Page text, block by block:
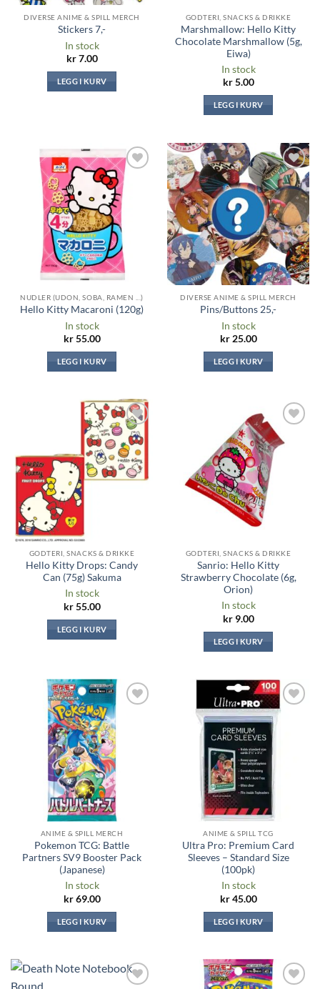
DIVERSE ANIME & SPILL MERCH
Stickers 7,-
In stock
kr7.00
LEGG I KURV
GODTERI, SNACKS & DRIKKE
Marshmallow: Hello Kitty
Chocolate Marshmallow (5g,
Eiwa)
In stock
kr5.00
LEGG I KURV
Legg til i
ønskeliste
NUDLER (UDON, SOBA, RAMEN ...)
Hello Kitty Macaroni (120g)
In stock
kr55.00
LEGG I KURV
Legg til i
ønskeliste
DIVERSE ANIME & SPILL MERCH
Pins/Buttons 25,-
In stock
kr25.00
LEGG I KURV
Legg til i
ønskeliste
GODTERI, SNACKS & DRIKKE
Hello Kitty Drops: Candy
Can (75g) Sakuma
In stock
kr55.00
LEGG I KURV
Legg til i
ønskeliste
GODTERI, SNACKS & DRIKKE
Sanrio: Hello Kitty
Strawberry Chocolate (6g,
Orion)
In stock
kr9.00
LEGG I KURV
Legg til i
ønskeliste
ANIME & SPILL MERCH
Pokemon TCG: Battle
Partners SV9 Booster Pack
(Japanese)
In stock
kr69.00
LEGG I KURV
Legg til i
ønskeliste
ANIME & SPILL TCG
Ultra Pro: Premium Card
Sleeves – Standard Size
(100pk)
In stock
kr45.00
LEGG I KURV